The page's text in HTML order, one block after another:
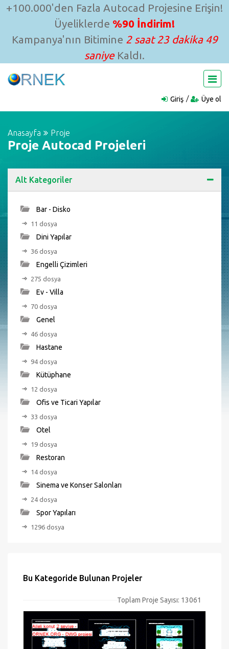
+100.000'den Fazla Autocad Projesine Erişin!
Üyeliklerde %90 İndirim!
Kampanya'nın Bitimine 2 saat 23 dakika 48
saniyeKaldı.
Giriş Üye ol
Anasayfa Proje
Proje Autocad Projeleri
Alt Kategoriler
Bar - Disko
11 dosya
Dini Yapılar
36 dosya
Engelli Çizimleri
275 dosya
Ev - Villa
70 dosya
Genel
46 dosya
Hastane
94 dosya
Kütüphane
12 dosya
Ofis ve Ticari Yapılar
33 dosya
Otel
19 dosya
Restoran
14 dosya
Sinema ve Konser Salonları
24 dosya
Spor Yapıları
1296 dosya
Bu Kategoride Bulunan Projeler
Toplam Proje Sayısı: 13061